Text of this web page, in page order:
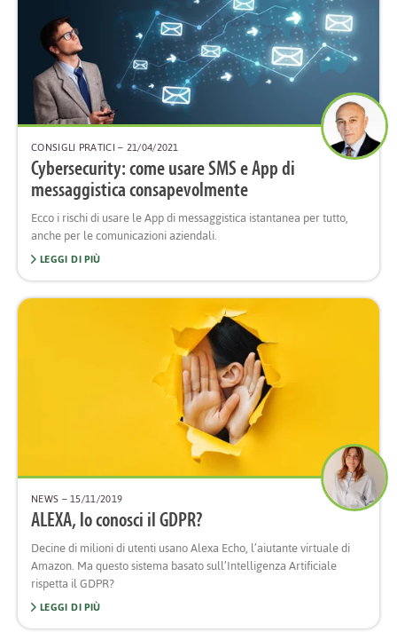
CONSIGLI PRATICI– 21/04/2021
Cybersecurity: come usare SMS e App di
messaggistica consapevolmente
Ecco i rischi di usare le App di messaggistica istantanea per tutto,
anche per le comunicazioni aziendali.
LEGGI DI PIÙ
NEWS– 15/11/2019
ALEXA, lo conosci il GDPR?
Decine di milioni di utenti usano Alexa Echo, l’aiutante virtuale di
Amazon. Ma questo sistema basato sull’Intelligenza Artificiale
rispetta il GDPR?
LEGGI DI PIÙ